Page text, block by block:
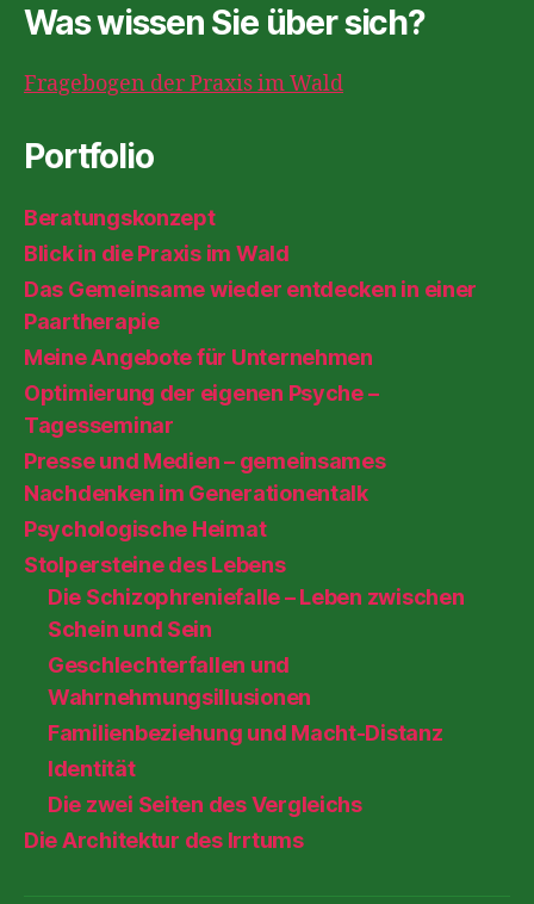
Was wissen Sie über sich?
Fragebogen der Praxis im Wald
Portfolio
Beratungskonzept
Blick in die Praxis im Wald
Das Gemeinsame wieder entdecken in einer
Paartherapie
Meine Angebote für Unternehmen
Optimierung der eigenen Psyche –
Tagesseminar
Presse und Medien – gemeinsames
Nachdenken im Generationentalk
Psychologische Heimat
Stolpersteine des Lebens
Die Schizophreniefalle – Leben zwischen
Schein und Sein
Geschlechterfallen und
Wahrnehmungsillusionen
Familienbeziehung und Macht-Distanz
Identität
Die zwei Seiten des Vergleichs
Die Architektur des Irrtums